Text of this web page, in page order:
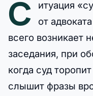
С
итуация
от
всего возникает
заседания, при
когда суд
слышит фразы